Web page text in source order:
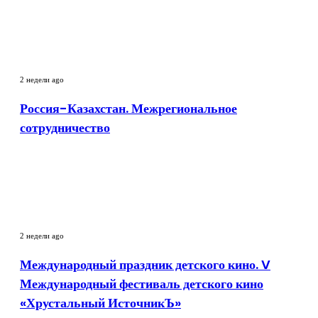
Казахстан.
сотрудничество
2 недели ago
Россия-Казахстан. Межрегиональное
сотрудничество
праздник
кино.
Международный
фестиваль
детского
2 недели ago
Международный праздник детского кино. V
Международный фестиваль детского кино
«Хрустальный ИсточникЪ»